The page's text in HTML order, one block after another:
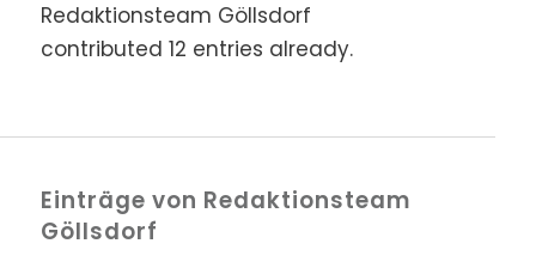
Redaktionsteam Göllsdorf
contributed 12 entries already.
Einträge von Redaktionsteam
Göllsdorf